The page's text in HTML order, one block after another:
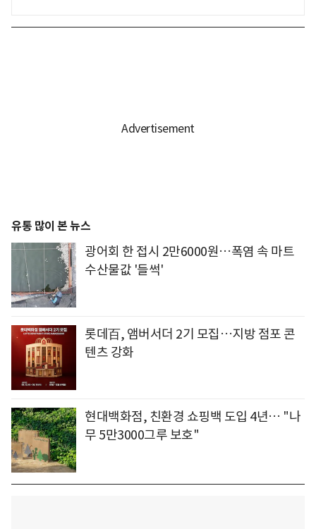
유통 많이 본 뉴스
광어회 한 접시 2만6000원…폭염 속 마트
수산물값 '들썩'
롯데百, 앰버서더 2기 모집…지방 점포 콘
텐츠 강화
현대백화점, 친환경 쇼핑백 도입 4년… "나
무 5만3000그루 보호"